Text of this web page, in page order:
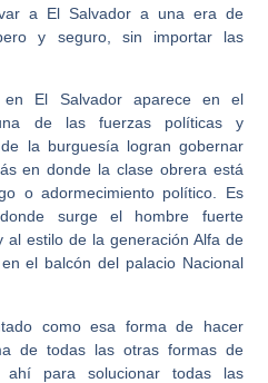
a El Salvador a una era de
y seguro, sin importar las
en El Salvador aparece en el
de las fuerzas políticas y
la burguesía logran gobernar
en donde la clase obrera está
o adormecimiento político. Es
surge el hombre fuerte
al estilo de la generación Alfa de
el balcón del palacio Nacional
como esa forma de hacer
de todas las otras formas de
para solucionar todas las